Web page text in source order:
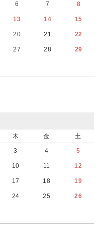
6 7 8
13 14 15
20 21 22
27 28 29
木 金 土
3 4 5
10 11 12
17 18 19
24 25 26